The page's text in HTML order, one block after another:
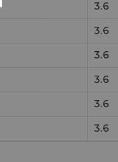
3.6
3.6
3.6
3.6
3.6
3.6